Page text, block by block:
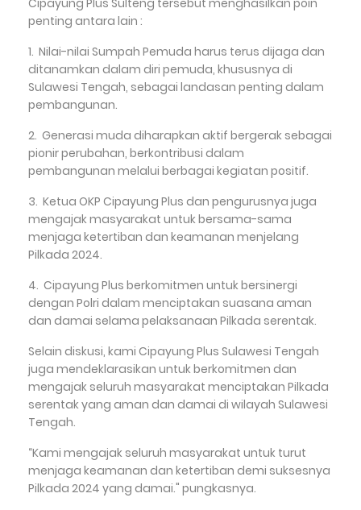
Cipayung Plus Sulteng tersebut menghasilkan poin
penting antara lain :
1. Nilai-nilai Sumpah Pemuda harus terus dijaga dan
ditanamkan dalam diri pemuda, khususnya di
Sulawesi Tengah, sebagai landasan penting dalam
pembangunan.
2. Generasi muda diharapkan aktif bergerak sebagai
pionir perubahan, berkontribusi dalam
pembangunan melalui berbagai kegiatan positif.
3. Ketua OKP Cipayung Plus dan pengurusnya juga
mengajak masyarakat untuk bersama-sama
menjaga ketertiban dan keamanan menjelang
Pilkada 2024.
4. Cipayung Plus berkomitmen untuk bersinergi
dengan Polri dalam menciptakan suasana aman
dan damai selama pelaksanaan Pilkada serentak.
Selain diskusi, kami Cipayung Plus Sulawesi Tengah
juga mendeklarasikan untuk berkomitmen dan
mengajak seluruh masyarakat menciptakan Pilkada
serentak yang aman dan damai di wilayah Sulawesi
Tengah.
“Kami mengajak seluruh masyarakat untuk turut
menjaga keamanan dan ketertiban demi suksesnya
Pilkada 2024 yang damai." pungkasnya.